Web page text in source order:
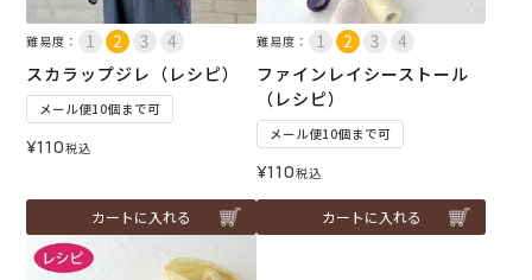
難易度：
スカラップジレ（レシピ）
メール便10個まで可
¥110税込
カートに入れる
難易度：
ファインレイシーストール
（レシピ）
メール便10個まで可
¥110税込
カートに入れる